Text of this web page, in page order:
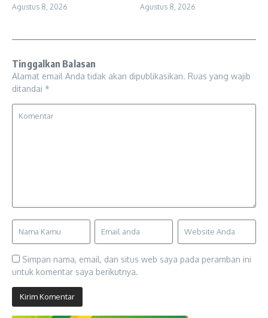
Agustus 8, 2026 Agustus 8, 2026
Tinggalkan Balasan
Alamat email Anda tidak akan dipublikasikan. Ruas yang wajib
ditandai *
Simpan nama, email, dan situs web saya pada peramban ini
untuk komentar saya berikutnya.